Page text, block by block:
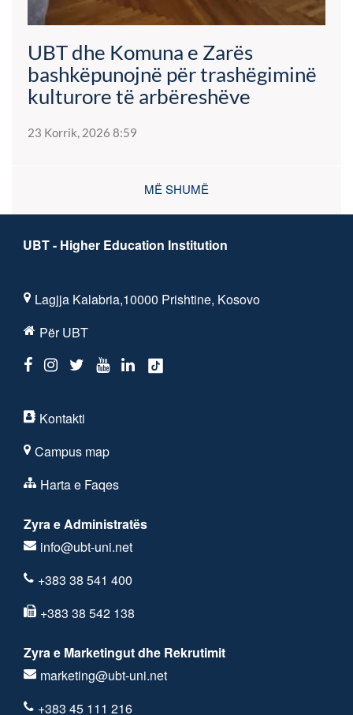
UBT dhe Komuna e Zarës
bashkëpunojnë për trashëgiminë
kulturore të arbëreshëve
23 Korrik, 2026 8:59
MË SHUMË
UBT - Higher Education Institution
Lagjja Kalabria,10000 Prishtine, Kosovo
Për UBT
Kontakti
Campus map
Harta e Faqes
Zyra e Administratës
info@ubt-uni.net
+383 38 541 400
+383 38 542 138
Zyra e Marketingut dhe Rekrutimit
marketing@ubt-uni.net
+383 45 111 216